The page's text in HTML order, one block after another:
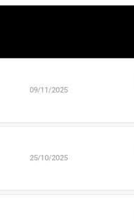
09/11/2025
25/10/2025